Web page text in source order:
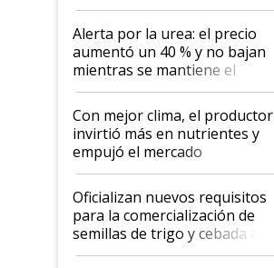
Alerta por la urea: el precio
aumentó un 40 % y no bajan
mientras se mantiene el
conflicto en Medio Oriente
Con mejor clima, el productor
invirtió más en nutrientes y
empujó el mercado
Oficializan nuevos requisitos
para la comercialización de
semillas de trigo y cebada a
granel